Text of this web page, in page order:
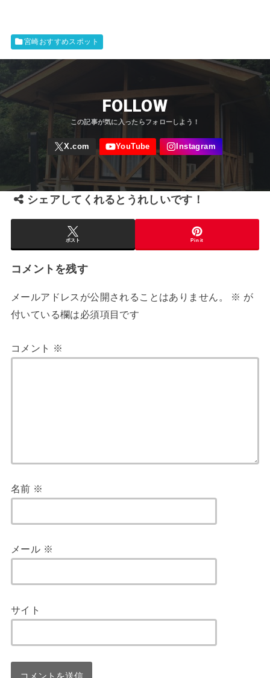
宮崎おすすめスポット
FOLLOW
シェアしてくれるとうれしいです！
ポスト Pin it
コメントを残す
メールアドレスが公開されることはありません。 ※ が
付いている欄は必須項目です
コメント ※
名前 ※
メール ※
サイト